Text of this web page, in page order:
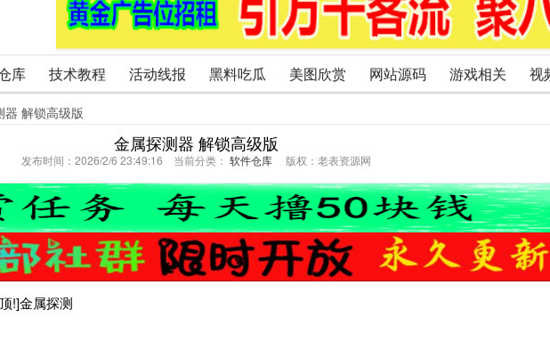
库 技术教程 活动线报 黑料吃瓜 美图欣赏 网站源码 游戏相关 视
器 解锁高级版
金属探测器 解锁高级版
发布时间：2026/2/6 23:49:16 当前分类： 软件仓库版权：老表资源网
!]金属探测